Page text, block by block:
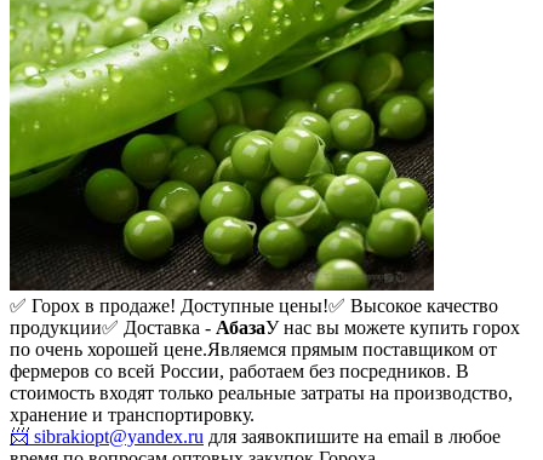
✅ Горох в продаже! Доступные цены!✅ Высокое качество
продукции✅ Доставка - АбазаУ нас вы можете купить горох
по очень хорошей цене.Являемся прямым поставщиком от
фермеров со всей России, работаем без посредников. В
стоимость входят только реальные затраты на производство,
хранение и транспортировку.
📨 sibrakiopt@yandex.ru для заявокпишите на email в любое